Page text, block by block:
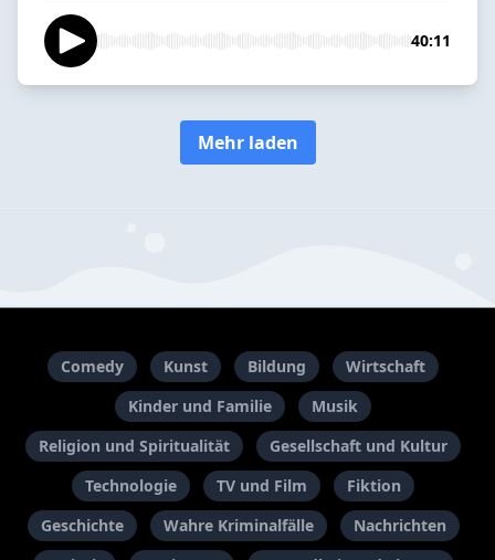
40:11
Mehr laden
Comedy Kunst Bildung
Wirtschaft
Kinder und Familie
Musik
Religion und Spiritualität
Gesellschaft und Kultur
Technologie
TV und Film
Fiktion
Geschichte
Wahre Kriminalfälle
Nachrichten